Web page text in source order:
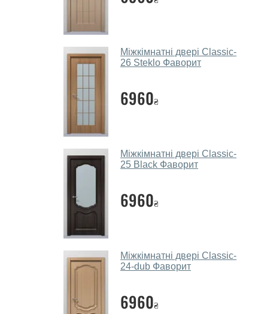
Міжкімнатні двері Classic-
26 Steklo Фаворит
6960₴
Міжкімнатні двері Classic-
25 Black Фаворит
6960₴
Міжкімнатні двері Classic-
24-dub Фаворит
6960₴